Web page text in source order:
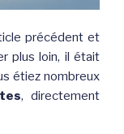
précédent et
plus loin, il était
étiez nombreux
, directement